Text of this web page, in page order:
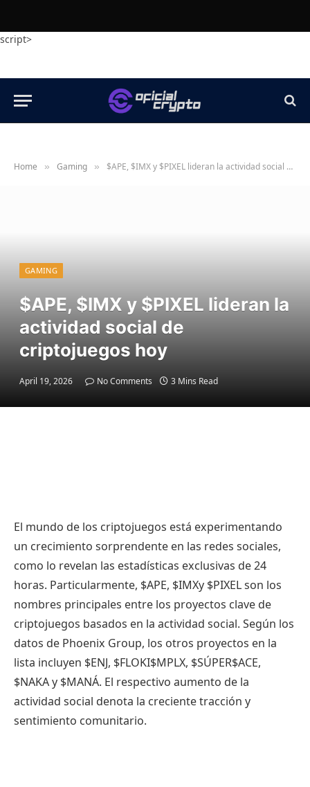
script>
Home » Gaming » $APE, $IMX y $PIXEL lideran la actividad social de criptojuegos hoy
GAMING
$APE, $IMX y $PIXEL lideran la
actividad social de
criptojuegos hoy
April 19, 2026 No Comments 3 Mins Read
El mundo de los criptojuegos está experimentando
un crecimiento sorprendente en las redes sociales,
como lo revelan las estadísticas exclusivas de 24
horas. Particularmente, $APE, $IMXy $PIXEL son los
nombres principales entre los proyectos clave de
criptojuegos basados ​​en la actividad social. Según los
datos de Phoenix Group, los otros proyectos en la
lista incluyen $ENJ, $FLOKI$MPLX, $SÚPER$ACE,
$NAKA y $MANÁ. El respectivo aumento de la
actividad social denota la creciente tracción y
sentimiento comunitario.